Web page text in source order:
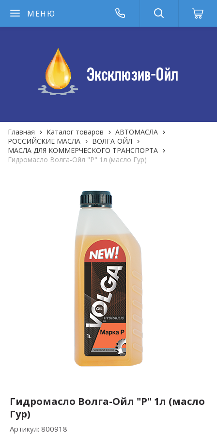
МЕНЮ
Главная Каталог товаров
АВТОМАСЛА
РОССИЙСКИЕ МАСЛА
ВОЛГА-ОЙЛ
МАСЛА ДЛЯ КОММЕРЧЕСКОГО ТРАНСПОРТА
Гидромасло Волга-Ойл "P" 1л (масло Гур)
Гидромасло Волга-Ойл "P" 1л (масло
Гур)
Артикул: 800918